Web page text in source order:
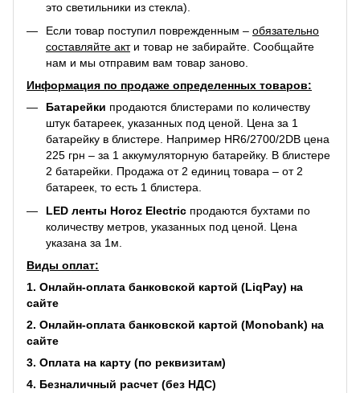
это светильники из стекла).
Если товар поступил поврежденным – обязательно
составляйте акти товар не забирайте. Сообщайте
нам и мы отправим вам товар заново.
Информация по продаже определенных товаров:
Батарейки продаются блистерами по количеству
штук батареек, указанных под ценой. Цена за 1
батарейку в блистере. Например HR6/2700/2DB цена
225 грн – за 1 аккумуляторную батарейку. В блистере
2 батарейки. Продажа от 2 единиц товара – от 2
батареек, то есть 1 блистера.
LED ленты Horoz Electric продаются бухтами по
количеству метров, указанных под ценой. Цена
указана за 1м.
Виды оплат:
1. Онлайн-оплата банковской картой (LiqPay) на
сайте
2. Онлайн-оплата банковской картой (Monobank) на
сайте
3. Оплата на карту (по реквизитам)
4. Безналичный расчет (без НДС)